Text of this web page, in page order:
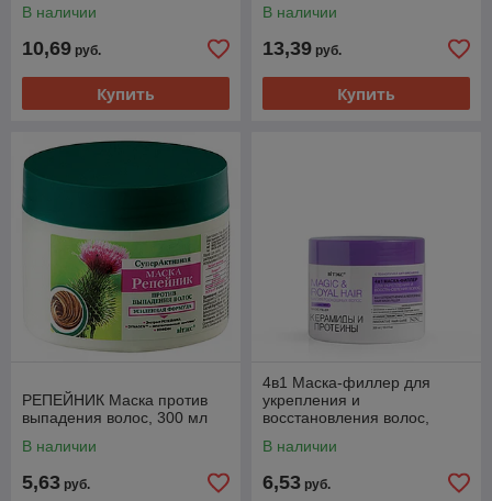
В наличии
10,69 руб.
Купить
В наличии
13,39 руб.
Купить
РЕПЕЙНИК Маска против
выпадения волос, 300 мл
В наличии
5,63 руб.
4в1 Маска-филлер для
укрепления и
восстановления волос,
В наличии
6,53 руб.